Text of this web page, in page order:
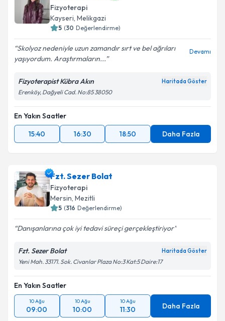
Fizyoterapi
Kayseri, Melikgazi
5 (30 Değerlendirme)
Skolyoz nedeniyle uzun zamandır sırt ve bel ağrıları
yaşıyordum. Araştırmaların...
Devamı
Fizyoterapist Kübra Akın Haritada Göster
Erenköy, Dağyeli Cad. No:85 38050
En Yakın Saatler
15:40
16:30 18:50 Daha Fazla
Fzt. Sezer Bolat
Fizyoterapi
Mersin, Mezitli
5 (316 Değerlendirme)
Danışanlarına çok iyi tedavi süreçi gerçekleştiriyor
Fzt. Sezer Bolat Haritada Göster
Yeni Mah. 33171. Sok. Civanlar Plaza No:3 Kat:5 Daire:17
En Yakın Saatler
10 Ağu
09:00
10 Ağu
10:00
10 Ağu
11:30 Daha Fazla